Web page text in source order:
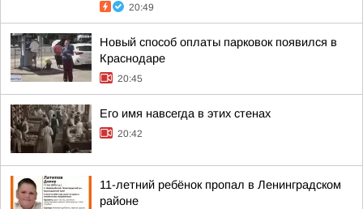
20:49
Новый способ оплаты парковок появился в
Краснодаре
20:45
Его имя навсегда в этих стенах
20:42
11-летний ребёнок пропал в Ленинградском
районе